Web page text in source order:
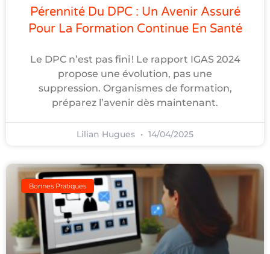
Pérennité Du DPC : Un Avenir Assuré
Pour La Formation Continue En Santé
Le DPC n’est pas fini ! Le rapport IGAS 2024
propose une évolution, pas une
suppression. Organismes de formation,
préparez l’avenir dès maintenant.
Lilian Hugues 14/04/2025
Bonnes Pratiques